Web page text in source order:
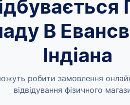
В
Індіана
робити замовлення
відвідування фізичного